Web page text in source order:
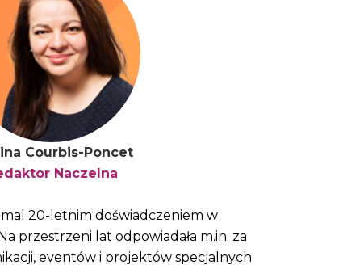
Courbis-Poncet
Naczelna
20-letnim doświadczeniem w
przestrzeni lat odpowiadała m.in. za
eventów i projektów specjalnych